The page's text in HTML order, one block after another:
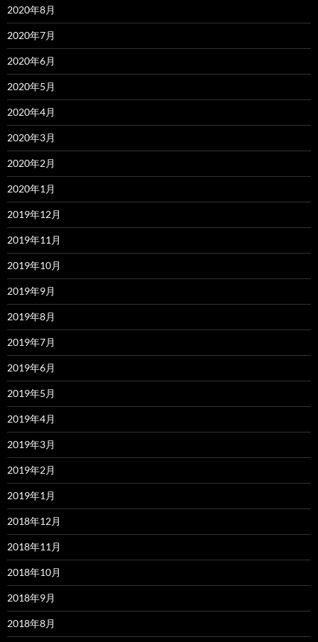
2020年8月
2020年7月
2020年6月
2020年5月
2020年4月
2020年3月
2020年2月
2020年1月
2019年12月
2019年11月
2019年10月
2019年9月
2019年8月
2019年7月
2019年6月
2019年5月
2019年4月
2019年3月
2019年2月
2019年1月
2018年12月
2018年11月
2018年10月
2018年9月
2018年8月